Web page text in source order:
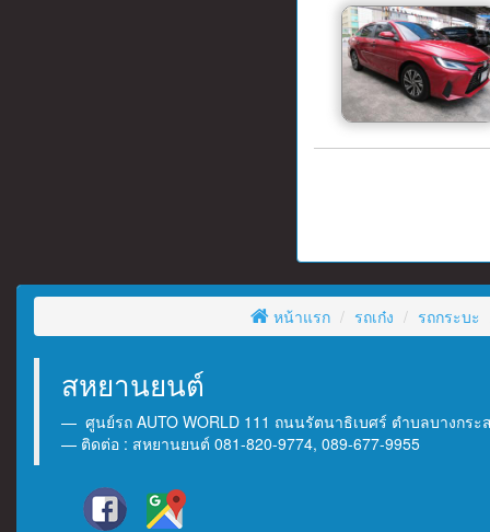
หน้าแรก รถเก๋ง รถกระบะ
สหยานยนต์
ศูนย์รถ AUTO WORLD 111 ถนนรัตนาธิเบศร์ ตำบลบางกร
ติดต่อ : สหยานยนต์ 081-820-9774, 089-677-9955